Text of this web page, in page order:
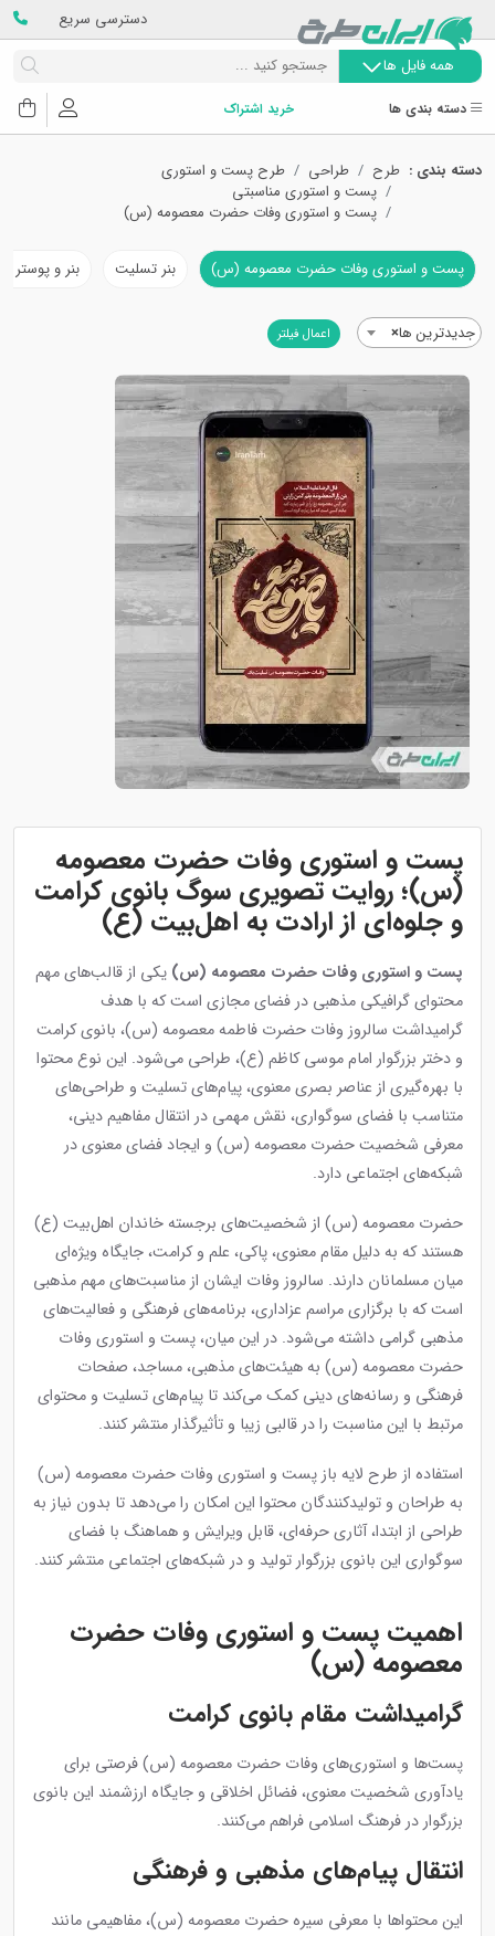
دسترسی سریع
همه فایل ها
دسته بندی ها خرید اشتراک
دسته بندی : طرح طراحی
طرح پست و استوری
پست و استوری مناسبتی
پست و استوری وفات حضرت معصومه (س)
پست و استوری وفات حضرت معصومه (س) بنر تسلیت بنر و
×جدیدترین ها اعمال فیلتر
پست و استوری وفات حضرت معصومه
(س)؛ روایت تصویری سوگ بانوی کرامت
و جلوه‌ای از ارادت به اهل‌بیت (ع)
پست و استوری وفات حضرت معصومه (س) یکی از قالب‌های مهم
محتوای گرافیکی مذهبی در فضای مجازی است که با هدف
گرامیداشت سالروز وفات حضرت فاطمه معصومه (س)، بانوی کرامت
و دختر بزرگوار امام موسی کاظم (ع)، طراحی می‌شود. این نوع محتوا
با بهره‌گیری از عناصر بصری معنوی، پیام‌های تسلیت و طراحی‌های
متناسب با فضای سوگواری، نقش مهمی در انتقال مفاهیم دینی،
معرفی شخصیت حضرت معصومه (س) و ایجاد فضای معنوی در
شبکه‌های اجتماعی دارد.
حضرت معصومه (س) از شخصیت‌های برجسته خاندان اهل‌بیت (ع)
هستند که به دلیل مقام معنوی، پاکی، علم و کرامت، جایگاه ویژه‌ای
میان مسلمانان دارند. سالروز وفات ایشان از مناسبت‌های مهم مذهبی
است که با برگزاری مراسم عزاداری، برنامه‌های فرهنگی و فعالیت‌های
مذهبی گرامی داشته می‌شود. در این میان، پست و استوری وفات
حضرت معصومه (س) به هیئت‌های مذهبی، مساجد، صفحات
فرهنگی و رسانه‌های دینی کمک می‌کند تا پیام‌های تسلیت و محتوای
مرتبط با این مناسبت را در قالبی زیبا و تأثیرگذار منتشر کنند.
استفاده از طرح لایه باز پست و استوری وفات حضرت معصومه (س)
به طراحان و تولیدکنندگان محتوا این امکان را می‌دهد تا بدون نیاز به
طراحی از ابتدا، آثاری حرفه‌ای، قابل ویرایش و هماهنگ با فضای
سوگواری این بانوی بزرگوار تولید و در شبکه‌های اجتماعی منتشر کنند.
اهمیت پست و استوری وفات حضرت
معصومه (س)
گرامیداشت مقام بانوی کرامت
پست‌ها و استوری‌های وفات حضرت معصومه (س) فرصتی برای
یادآوری شخصیت معنوی، فضائل اخلاقی و جایگاه ارزشمند این بانوی
بزرگوار در فرهنگ اسلامی فراهم می‌کنند.
انتقال پیام‌های مذهبی و فرهنگی
این محتواها با معرفی سیره حضرت معصومه (س)، مفاهیمی مانند